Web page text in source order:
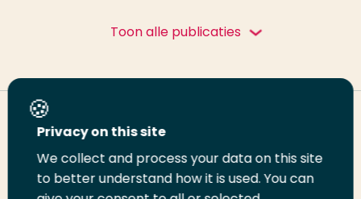
Toon alle publicaties
Deel deze pagina
DeelDeelDeelEmailPrint
Privacy on this site
We collect and process your data on this site
to better understand how it is used. You can